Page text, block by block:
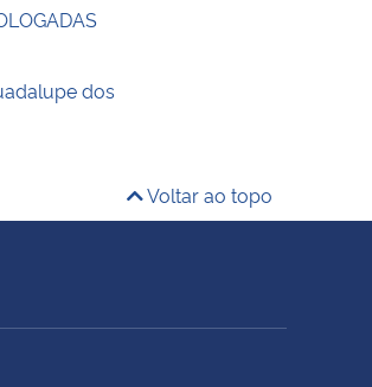
dos
Voltar ao topo